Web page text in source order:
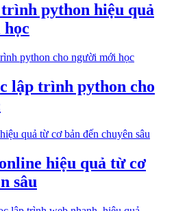
python hiệu quả
lập trình python cho
hiệu quả từ cơ
sâu